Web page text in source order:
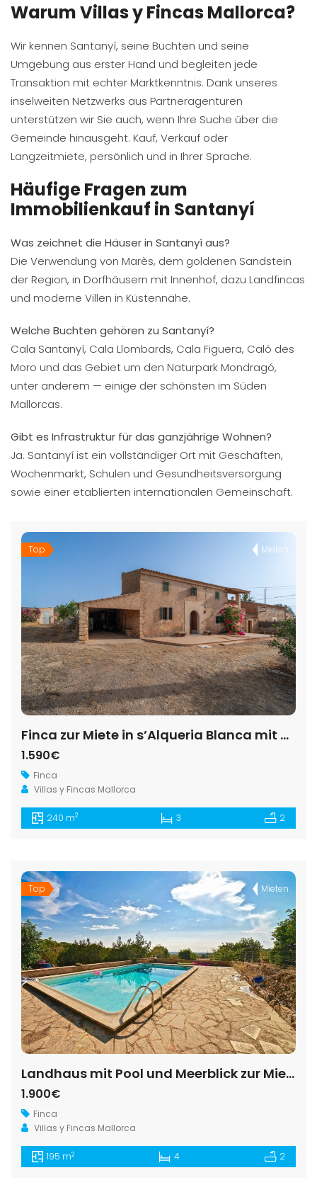
Warum Villas y Fincas Mallorca?
Wir kennen Santanyí, seine Buchten und seine
Umgebung aus erster Hand und begleiten jede
Transaktion mit echter Marktkenntnis. Dank unseres
inselweiten Netzwerks aus Partneragenturen
unterstützen wir Sie auch, wenn Ihre Suche über die
Gemeinde hinausgeht. Kauf, Verkauf oder
Langzeitmiete, persönlich und in Ihrer Sprache.
Häufige Fragen zum
Immobilienkauf in Santanyí
Was zeichnet die Häuser in Santanyí aus?
Die Verwendung von Marès, dem goldenen Sandstein
der Region, in Dorfhäusern mit Innenhof, dazu Landfincas
und moderne Villen in Küstennähe.
Welche Buchten gehören zu Santanyí?
Cala Santanyí, Cala Llombards, Cala Figuera, Caló des
Moro und das Gebiet um den Naturpark Mondragó,
unter anderem — einige der schönsten im Süden
Mallorcas.
Gibt es Infrastruktur für das ganzjährige Wohnen?
Ja. Santanyí ist ein vollständiger Ort mit Geschäften,
Wochenmarkt, Schulen und Gesundheitsversorgung
sowie einer etablierten internationalen Gemeinschaft.
Top Mieten
Finca zur Miete in s’Alqueria Blanca mit Garten und Kamin
1.590€
Finca
Villas y Fincas Mallorca
240 m2 3 2
Top Mieten
Landhaus mit Pool und Meerblick zur Miete in Santanyí
1.900€
Finca
Villas y Fincas Mallorca
195 m2 4 2